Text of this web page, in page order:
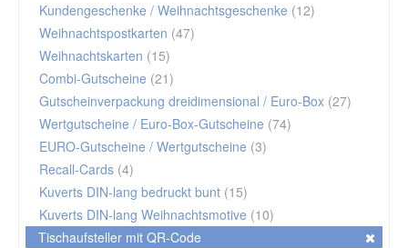
Kundengeschenke / Weihnachtsgeschenke (12)
Weihnachtspostkarten (47)
Weihnachtskarten (15)
Combi-Gutscheine (21)
Gutscheinverpackung dreidimensional / Euro-Box (27)
Wertgutscheine / Euro-Box-Gutscheine (74)
EURO-Gutscheine / Wertgutscheine (3)
Recall-Cards (4)
Kuverts DIN-lang bedruckt bunt (15)
Kuverts DIN-lang Weihnachtsmotive (10)
Tischaufsteller mit QR-Code